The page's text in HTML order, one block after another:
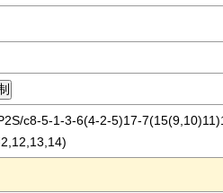
c8-5-1-3-6(4-2-5)17-